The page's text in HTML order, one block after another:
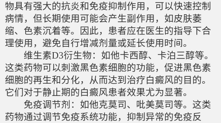
物具有强大的抗炎和免疫抑制作用，可以快速控制
病情，但长期使用可能会产生副作用，如皮肤萎
缩、色素沉着等。因此，患者应在医生的指导下合
理使用，避免自行增减剂量或延长使用时间。
维生素D3衍生物：如他卡西醇、卡泊三醇等。
这类药物可以刺激黑色素细胞的功能，促进黑色素
细胞的再生和分化，从而达到治疗白癜风的目的。
它们对于静止期的白癜风患者效果尤为显著。
免疫调节剂：如他克莫司、吡美莫司等。这类
药物通过调节免疫系统功能，抑制异常的免疫反